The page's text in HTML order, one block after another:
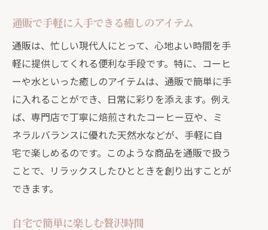
通販で手軽に入手できる癒しのアイテム
通販は、忙しい現代人にとって、心地よい時間を手
軽に提供してくれる便利な手段です。特に、コーヒ
ーや水といった癒しのアイテムは、通販で簡単に手
に入れることができ、日常に彩りを添えます。例え
ば、専門店で丁寧に焙煎されたコーヒー豆や、ミ
ネラルバランスに優れた天然水などが、手軽に自
宅で楽しめるのです。このような商品を通販で扱う
ことで、リラックスしたひとときを創り出すことが
できます。
自宅で簡単に楽しむ贅沢時間